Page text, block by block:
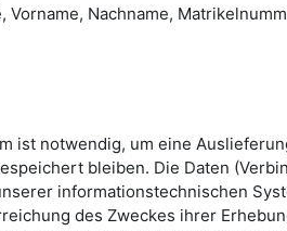
Nachname,
ist notwendig, um eine
bleiben. Die Daten
informationstechnischen
des Zweckes ihrer